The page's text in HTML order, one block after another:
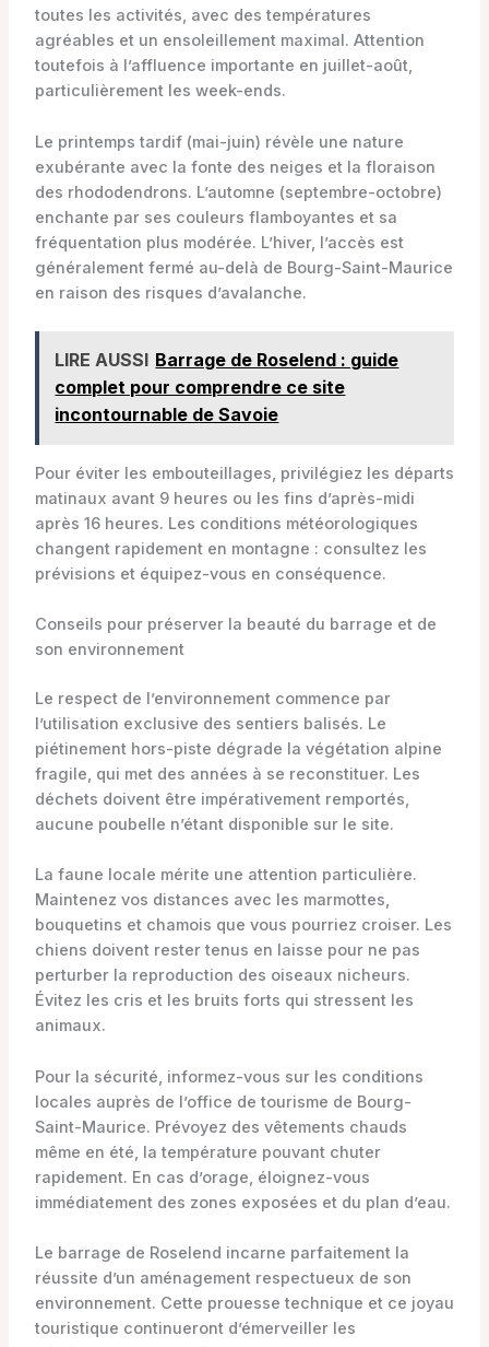
toutes les activités, avec des températures
agréables et un ensoleillement maximal. Attention
toutefois à l’affluence importante en juillet-août,
particulièrement les week-ends.
Le printemps tardif (mai-juin) révèle une nature
exubérante avec la fonte des neiges et la floraison
des rhododendrons. L’automne (septembre-octobre)
enchante par ses couleurs flamboyantes et sa
fréquentation plus modérée. L’hiver, l’accès est
généralement fermé au-delà de Bourg-Saint-Maurice
en raison des risques d’avalanche.
LIRE AUSSI Barrage de Roselend : guide
complet pour comprendre ce site
incontournable de Savoie
Pour éviter les embouteillages, privilégiez les départs
matinaux avant 9 heures ou les fins d’après-midi
après 16 heures. Les conditions météorologiques
changent rapidement en montagne : consultez les
prévisions et équipez-vous en conséquence.
Conseils pour préserver la beauté du barrage et de
son environnement
Le respect de l’environnement commence par
l’utilisation exclusive des sentiers balisés. Le
piétinement hors-piste dégrade la végétation alpine
fragile, qui met des années à se reconstituer. Les
déchets doivent être impérativement remportés,
aucune poubelle n’étant disponible sur le site.
La faune locale mérite une attention particulière.
Maintenez vos distances avec les marmottes,
bouquetins et chamois que vous pourriez croiser. Les
chiens doivent rester tenus en laisse pour ne pas
perturber la reproduction des oiseaux nicheurs.
Évitez les cris et les bruits forts qui stressent les
animaux.
Pour la sécurité, informez-vous sur les conditions
locales auprès de l’office de tourisme de Bourg-
Saint-Maurice. Prévoyez des vêtements chauds
même en été, la température pouvant chuter
rapidement. En cas d’orage, éloignez-vous
immédiatement des zones exposées et du plan d’eau.
Le barrage de Roselend incarne parfaitement la
réussite d’un aménagement respectueux de son
environnement. Cette prouesse technique et ce joyau
touristique continueront d’émerveiller les